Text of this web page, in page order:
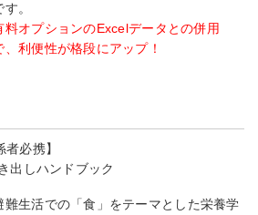
す。
料オプションのExcelデータとの併用
、利便性が格段にアップ！
必携】
出しハンドブック
難生活での「食」をテーマとした栄養学